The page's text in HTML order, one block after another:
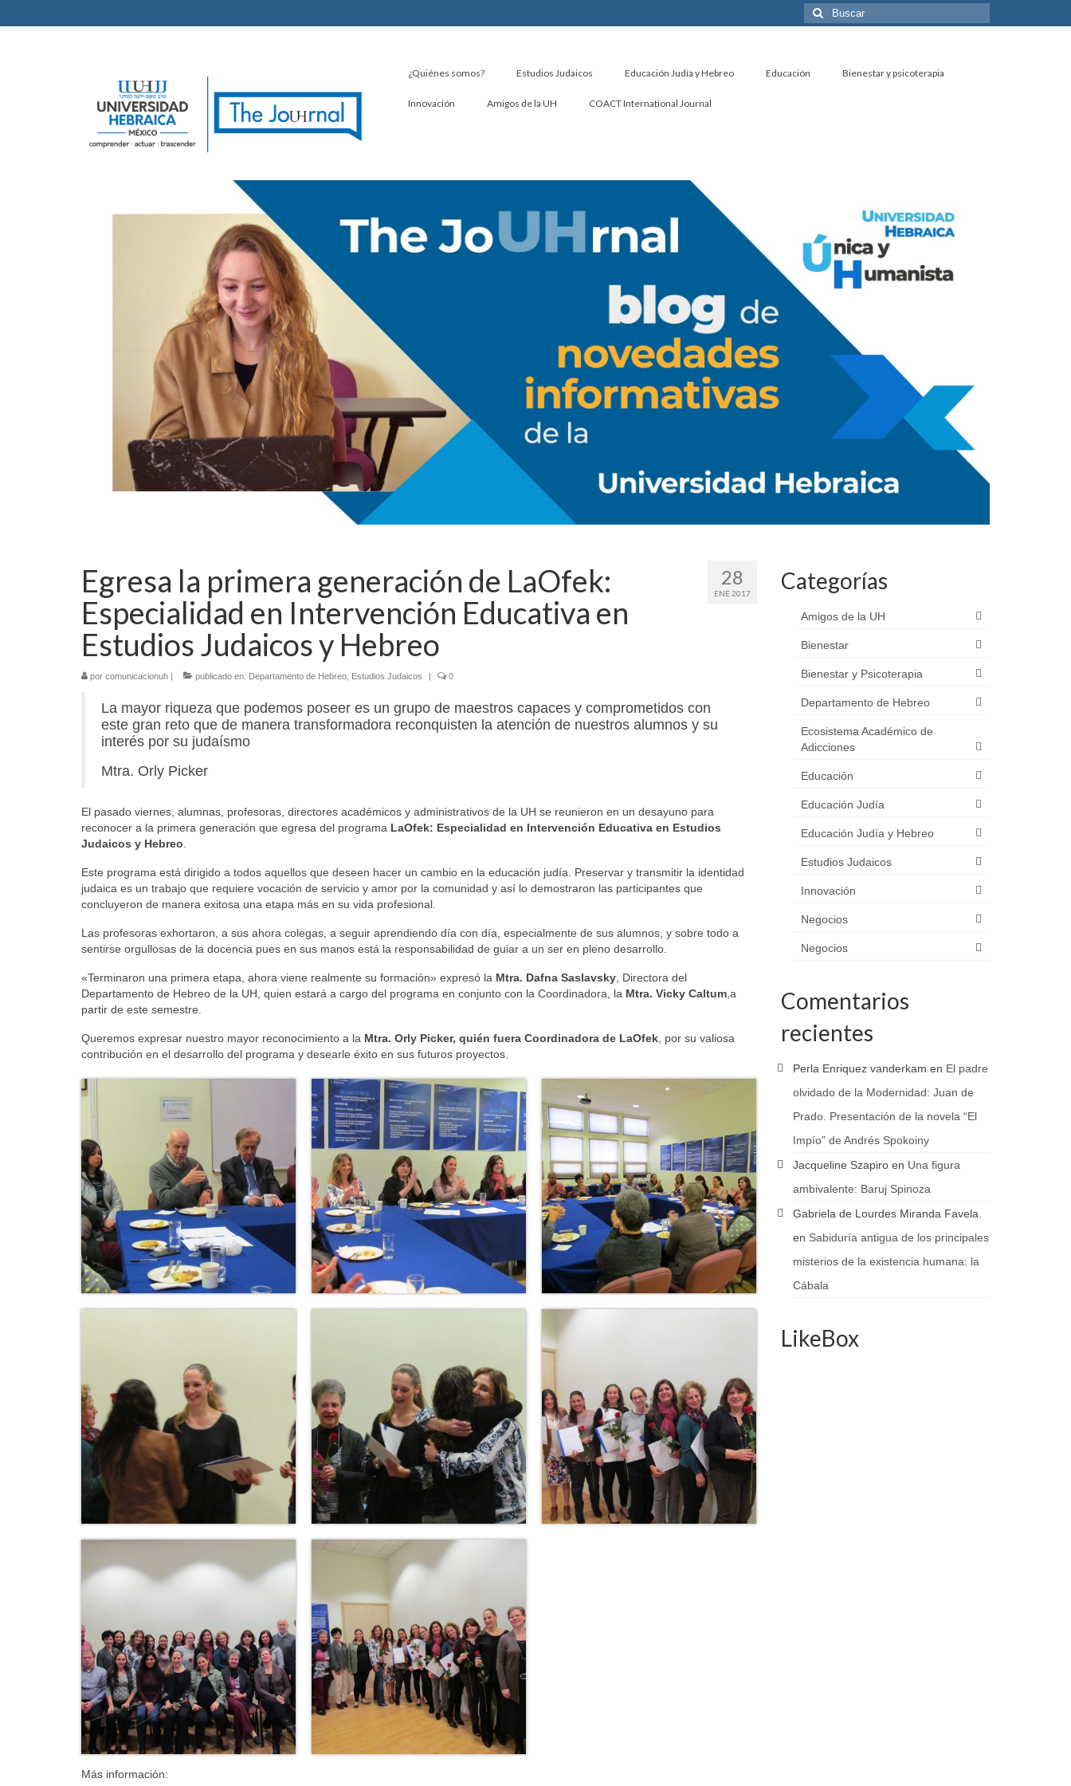
Buscar
por:
¿Quiénes somos? Estudios Judaicos Educación Judía y Hebreo Educación Bienestar y psicoterapia
Innovación Amigos de la UH COACT International Journal
28
ENE 2017
Egresa la primera generación de LaOfek:
Especialidad en Intervención Educativa en
Estudios Judaicos y Hebreo
por comunicacionuh | publicado en: Departamento de Hebreo Estudios Judaicos | 0
La mayor riqueza que podemos poseer es un grupo de maestros capaces y comprometidos con
este gran reto que de manera transformadora reconquisten la atención de nuestros alumnos y su
interés por su judaísmo
Mtra. Orly Picker
El pasado viernes, alumnas, profesoras, directores académicos y administrativos de la UH se reunieron en un desayuno para
reconocer a la primera generación que egresa del programa LaOfek: Especialidad en Intervención Educativa en Estudios
Judaicos y Hebreo
Este programa está dirigido a todos aquellos que deseen hacer un cambio en la educación judía. Preservar y transmitir la identidad
judaica es un trabajo que requiere vocación de servicio y amor por la comunidad y así lo demostraron las participantes que
concluyeron de manera exitosa una etapa más en su vida profesional.
Las profesoras exhortaron, a sus ahora colegas, a seguir aprendiendo día con día, especialmente de sus alumnos, y sobre todo a
sentirse orgullosas de la docencia pues en sus manos está la responsabilidad de guiar a un ser en pleno desarrollo.
«Terminaron una primera etapa, ahora viene realmente su formación» expresó la Mtra. Dafna Saslavsky , Directora del
Departamento de Hebreo de la UH, quien estará a cargo del programa en conjunto con la Coordinadora, la Mtra. Vicky Caltum ,a
partir de este semestre.
Queremos expresar nuestro mayor reconocimiento a la Mtra. Orly Picker, quién fuera Coordinadora de LaOfek , por su valiosa
contribución en el desarrollo del programa y desearle éxito en sus futuros proyectos.
Más información:
Categorías
Amigos de la UH
Bienestar
Bienestar y Psicoterapia
Departamento de Hebreo
Ecosistema Académico de
Adicciones
Educación
Educación Judía
Educación Judía y Hebreo
Estudios Judaicos
Innovación
Negocios
Negocios
Comentarios
recientes
Perla Enriquez vanderkam en El padre
olvidado de la Modernidad: Juan de
Prado. Presentación de la novela “El
Impío” de Andrés Spokoiny
Jacqueline Szapiroen Una figura
ambivalente: Baruj Spinoza
Gabriela de Lourdes Miranda Favela.
en Sabiduría antigua de los principales
misterios de la existencia humana: la
Cábala
LikeBox